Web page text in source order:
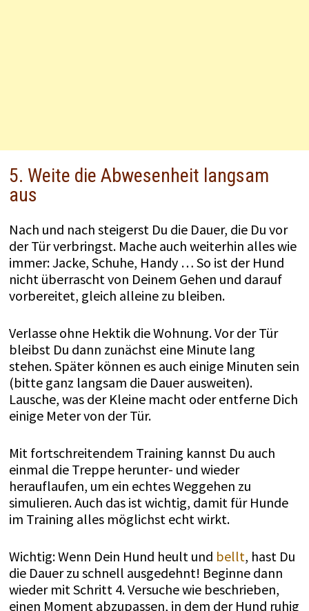
5. Weite die Abwesenheit langsam
aus
Nach und nach steigerst Du die Dauer, die Du vor
der Tür verbringst. Mache auch weiterhin alles wie
immer: Jacke, Schuhe, Handy … So ist der Hund
nicht überrascht von Deinem Gehen und darauf
vorbereitet, gleich alleine zu bleiben.
Verlasse ohne Hektik die Wohnung. Vor der Tür
bleibst Du dann zunächst eine Minute lang
stehen. Später können es auch einige Minuten sein
(bitte ganz langsam die Dauer ausweiten).
Lausche, was der Kleine macht oder entferne Dich
einige Meter von der Tür.
Mit fortschreitendem Training kannst Du auch
einmal die Treppe herunter- und wieder
herauflaufen, um ein echtes Weggehen zu
simulieren. Auch das ist wichtig, damit für Hunde
im Training alles möglichst echt wirkt.
Wichtig: Wenn Dein Hund heult und bellt, hast Du
die Dauer zu schnell ausgedehnt! Beginne dann
wieder mit Schritt 4. Versuche wie beschrieben,
einen Moment abzupassen, in dem der Hund ruhig